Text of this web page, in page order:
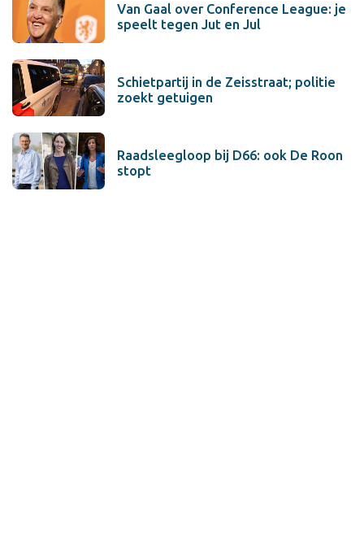
Van Gaal over Conference League: je
speelt tegen Jut en Jul
Schietpartij in de Zeisstraat; politie
zoekt getuigen
Raadsleegloop bij D66: ook De Roon
stopt